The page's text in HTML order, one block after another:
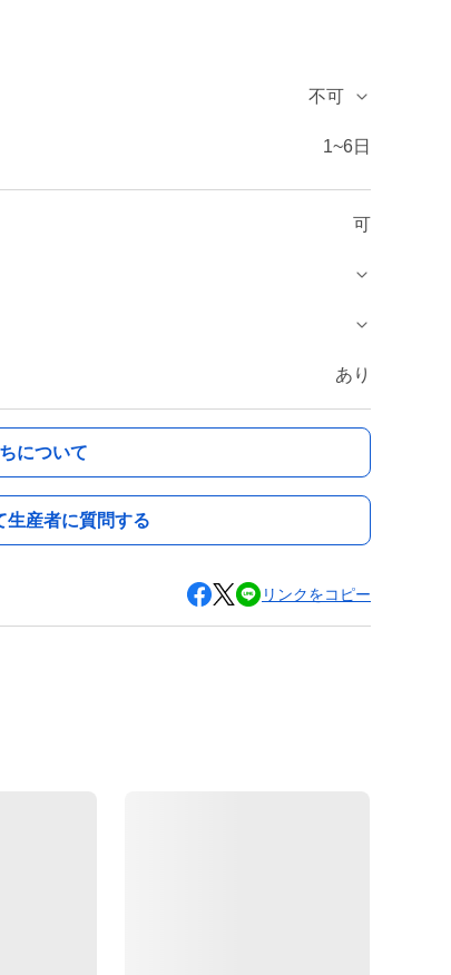
不可
1~6日
可
あり
について
生産者に質問する
リンクをコピー